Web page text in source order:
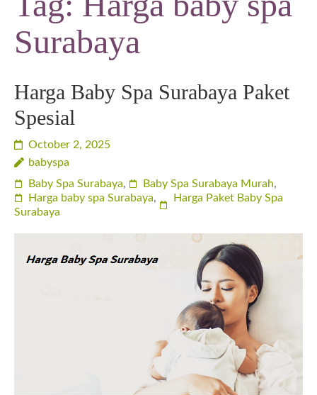
Surabaya
Harga Baby Spa Surabaya Paket
Spesial
October 2, 2025
babyspa
Baby Spa Surabaya, Baby Spa Surabaya Murah,
Harga baby spa Surabaya,
Harga Paket Baby Spa
Surabaya